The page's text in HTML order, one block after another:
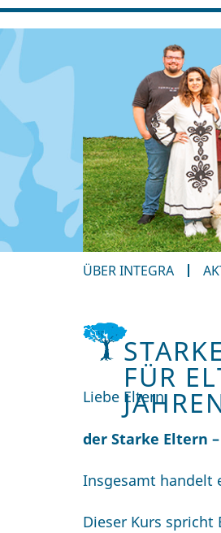
ÜBER INTEGRA
FÜR
Liebe Eltern,
der Starke Eltern
Insgesamt handelt
Dieser Kurs spricht